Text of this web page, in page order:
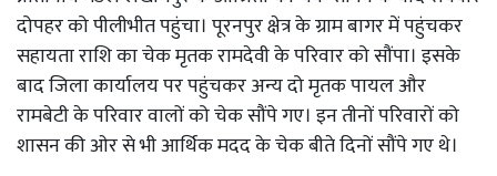
दोपहर को पीलीभीत पहुंचा। पूरनपुर क्षेत्र के ग्राम बागर में पहुंचकर
सहायता राशि का चेक मृतक रामदेवी के परिवार को सौंपा। इसके
बाद जिला कार्यालय पर पहुंचकर अन्य दो मृतक पायल और
रामबेटी के परिवार वालों को चेक सौंपे गए। इन तीनों परिवारों को
शासन की ओर से भी आर्थिक मदद के चेक बीते दिनों सौंपे गए थे।